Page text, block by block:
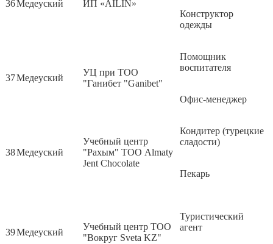
36Медеуский ИП «AILIN»
Конструктор
одежды
37Медеуский
УЦ при ТОО
"Ганибет "Ganibet"
Помощник
воспитателя
Офис-менеджер
38Медеуский
Учебный центр
"Рахым" ТОО Almaty
Jent Chocolate
Кондитер (турецкие
сладости)
Пекарь
39Медеуский
Учебный центр ТОО
"Вокруг Sveta KZ"
Туристический
агент